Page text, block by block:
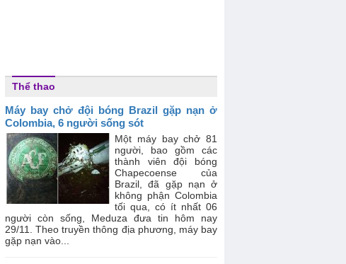
Thể thao
Máy bay chở đội bóng Brazil gặp nạn ở
Colombia, 6 người sống sót
Một máy bay chở 81
người, bao gồm các
thành viên đội bóng
Chapecoense của
Brazil, đã gặp nạn ở
không phận Colombia
tối qua, có ít nhất 06
người còn sống, Meduza đưa tin hôm nay
29/11. Theo truyền thông địa phương, máy bay
gặp nạn vào...